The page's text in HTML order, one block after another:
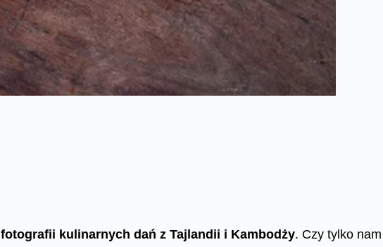
fotografii kulinarnych dań z Tajlandii i Kambodży. Czy tylko nam